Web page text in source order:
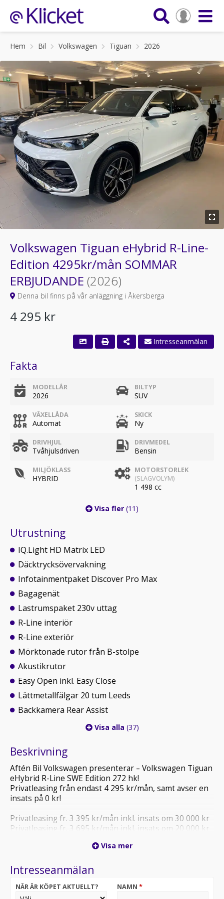
Hem Bil Volkswagen Tiguan 2026
Volkswagen Tiguan eHybrid R-Line-
Edition 4295kr/mån SOMMAR
ERBJUDANDE (2026)
Denna bil finns på vår anläggning i Åkersberga
4 295 kr
Intresseanmälan
Fakta
MODELLÅR
2026
BILTYP
SUV
VÄXELLÅDA
Automat
SKICK
Ny
DRIVHJUL
Tvåhjulsdriven
DRIVMEDEL
Bensin
MILJÖKLASS
HYBRID
MOTORSTORLEK
(SLAGVOLYM)
1 498 cc
Visa fler (11)
Utrustning
IQ.Light HD Matrix LED
Däcktrycksövervakning
Infotainmentpaket Discover Pro Max
Bagagenät
Lastrumspaket 230v uttag
R-Line interiör
R-Line exteriör
Mörktonade rutor från B-stolpe
Akustikrutor
Easy Open inkl. Easy Close
Lättmetallfälgar 20 tum Leeds
Backkamera Rear Assist
Visa alla (37)
Beskrivning
Aftén Bil Volkswagen presenterar – Volkswagen Tiguan
eHybrid R-Line SWE Edition 272 hk!
Privatleasing från endast 4 295 kr/mån, samt avser en
insats på 0 kr!
Privatleasing fr. 3 395 kr/mån inkl. insats om 30 000 kr
Privatleasing fr. 3 695 kr/mån inkl. insats om 20 000 kr
Privatleasing fr. 4 295 kr/mån inkl. insats om 0 kr
**OBS! Bilen på bilderna är extrautrustad !**
Välkommen till nästa generations körglädje med
Visa mer
Intresseanmälan
NÄR ÄR KÖPET AKTUELLT? NAMN *